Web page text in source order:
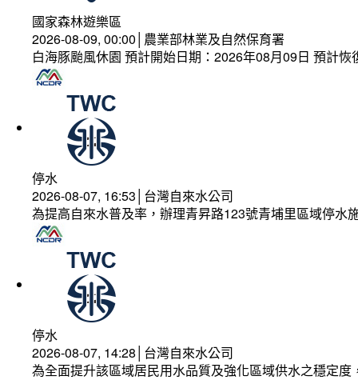
國家森林遊樂區
2026-08-09, 00:00│農業部林業及自然保育署
白海豚颱風休園 預計開始日期：2026年08月09日 預計
停水
2026-08-07, 16:53│台灣自來水公司
為提高自來水普及率，辦理青昇路123號青埔里區域停水
停水
2026-08-07, 14:28│台灣自來水公司
為全面提升該區域居民用水品質及強化區域供水之穩定